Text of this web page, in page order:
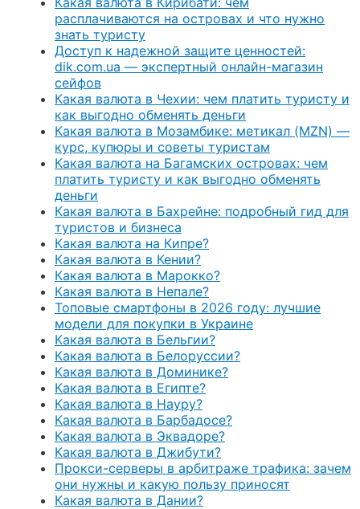
расплачиваются на островах и что нужно
знать туристу
Доступ к надежной защите ценностей:
dik.com.ua — экспертный онлайн-магазин
сейфов
Какая валюта в Чехии: чем платить туристу и
как выгодно обменять деньги
Какая валюта в Мозамбике: метикал (MZN) —
курс, купюры и советы туристам
Какая валюта на Багамских островах: чем
платить туристу и как выгодно обменять
деньги
Какая валюта в Бахрейне: подробный гид для
туристов и бизнеса
Какая валюта на Кипре?
Какая валюта в Кении?
Какая валюта в Марокко?
Какая валюта в Непале?
Топовые смартфоны в 2026 году: лучшие
модели для покупки в Украине
Какая валюта в Бельгии?
Какая валюта в Белоруссии?
Какая валюта в Доминике?
Какая валюта в Египте?
Какая валюта в Науру?
Какая валюта в Барбадосе?
Какая валюта в Эквадоре?
Какая валюта в Джибути?
Прокси-серверы в арбитраже трафика: зачем
они нужны и какую пользу приносят
Какая валюта в Дании?